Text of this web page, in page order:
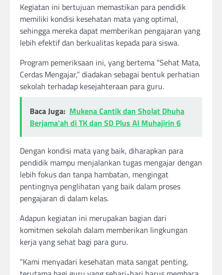
Kegiatan ini bertujuan memastikan para pendidik
memiliki kondisi kesehatan mata yang optimal,
sehingga mereka dapat memberikan pengajaran yang
lebih efektif dan berkualitas kepada para siswa.
Program pemeriksaan ini, yang bertema “Sehat Mata,
Cerdas Mengajar,” diadakan sebagai bentuk perhatian
sekolah terhadap kesejahteraan para guru.
Baca Juga: Mukena Cantik dan Sholat Dhuha
Berjama'ah di TK dan SD Plus Al Muhajirin 6
Dengan kondisi mata yang baik, diharapkan para
pendidik mampu menjalankan tugas mengajar dengan
lebih fokus dan tanpa hambatan, mengingat
pentingnya penglihatan yang baik dalam proses
pengajaran di dalam kelas.
Adapun kegiatan ini merupakan bagian dari
komitmen sekolah dalam memberikan lingkungan
kerja yang sehat bagi para guru.
“Kami menyadari kesehatan mata sangat penting,